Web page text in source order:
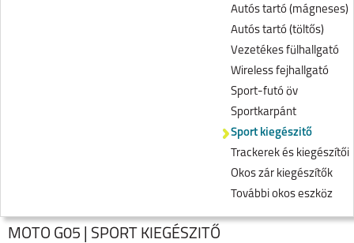
Autós tartó (mágneses)
Autós tartó (töltős)
Vezetékes fülhallgató
Wireless fejhallgató
Sport-futó öv
Sportkarpánt
Sport kiegészitő
Trackerek és kiegészítői
Okos zár kiegészítők
További okos eszköz
MOTO G05 | SPORT KIEGÉSZITŐ